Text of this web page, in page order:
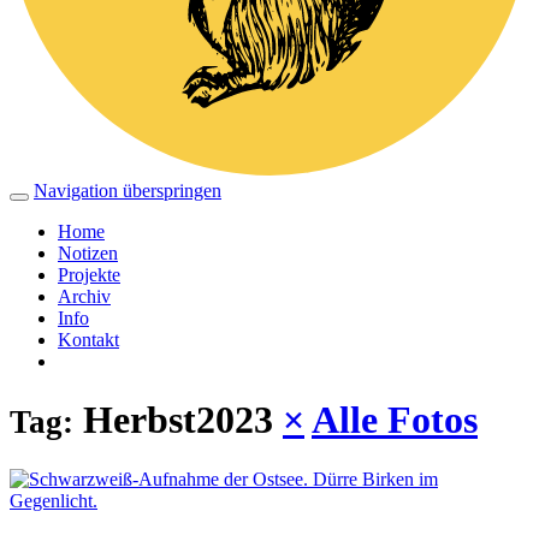
Navigation überspringen
Home
Notizen
Projekte
Archiv
Info
Kontakt
Tag: Herbst2023 × Alle Fotos